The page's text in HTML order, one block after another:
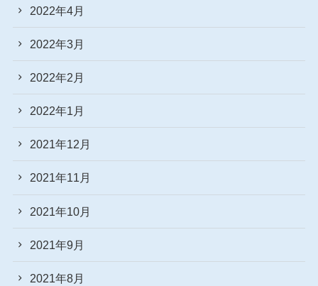
2022年4月
2022年3月
2022年2月
2022年1月
2021年12月
2021年11月
2021年10月
2021年9月
2021年8月